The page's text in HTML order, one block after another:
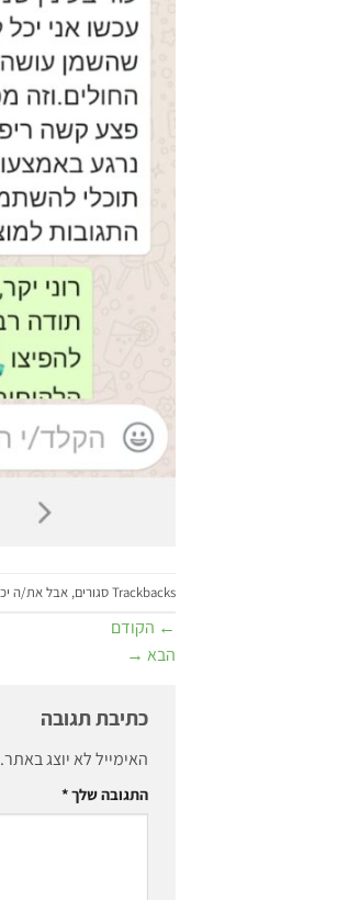
Trackbacks סגורים, אבל את/ה יכול/ה
← הקודם
הבא →
כתיבת תגובה
האימייל לא יוצג באתר.
התגובה שלך*